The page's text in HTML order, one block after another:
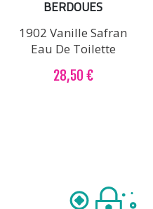
BERDOUES
1902 Vanille Safran
Eau De Toilette
28,50 €